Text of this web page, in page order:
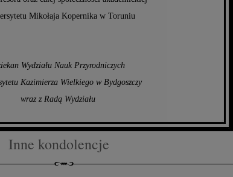
Mikołaja Kopernika w Toruniu
Wydziału Nauk Przyrodniczych
Kazimierza Wielkiego w Bydgoszczy
wraz z Radą Wydziału
Inne kondolencje